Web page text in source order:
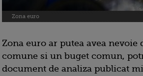
Zona euro
Zona euro ar putea avea
comune si un buget comun,
document de analiza publicat